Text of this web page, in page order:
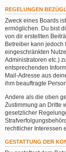
REGELUNGEN
Zweck eines Boards
ermöglichen. Du bist
von dir erstellten
Betreiber kann jedoch
eingeschränkten
Administratoren etc.)
entsprechenden
Mail-Adresse aus
ihm beauftragte
Andere als die oben
Zustimmung an Dritte
gesetzlicher
rechtlicher Interessen
GESTATTUNG DER